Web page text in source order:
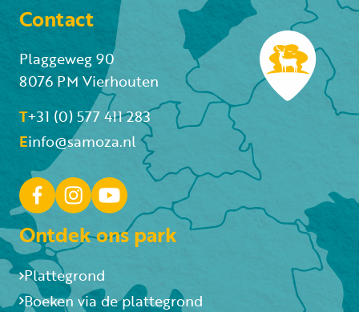
Contact
Plaggeweg 90
8076 PM Vierhouten
T+31 (0) 577 411 283
Einfo@samoza.nl
Ontdek ons park
Plattegrond
Boeken via de plattegrond